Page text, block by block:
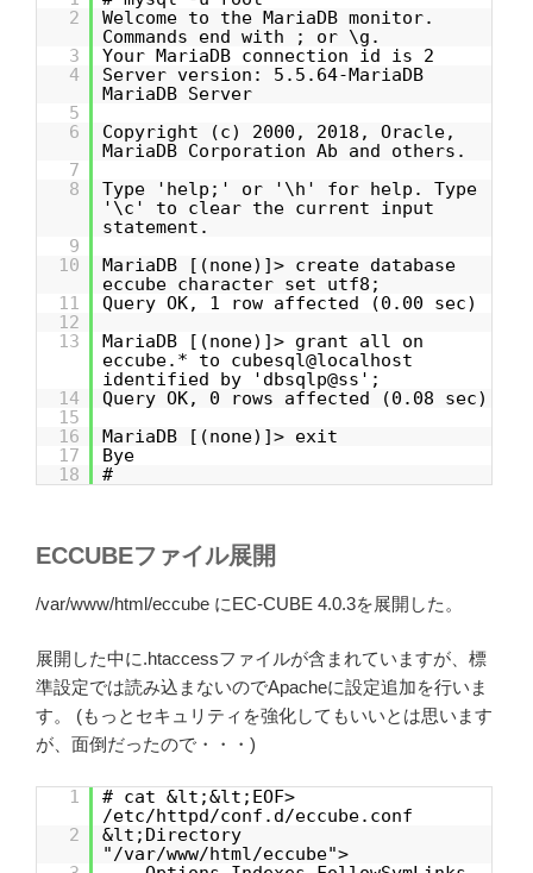
2
Welcome to the MariaDB monitor.
Commands end with ; or \g.
3
Your MariaDB connection id is 2
4
Server version: 5.5.64-MariaDB
MariaDB Server
5
6
Copyright (c) 2000, 2018, Oracle,
MariaDB Corporation Ab and others.
7
8
Type 'help;' or '\h' for help. Type
'\c' to clear the current input
statement.
9
10
MariaDB [(none)]> create database
eccube character set utf8;
11
Query OK, 1 row affected (0.00 sec)
12
13
MariaDB [(none)]> grant all on
eccube.* to cubesql@localhost
identified by 'dbsqlp@ss';
14
Query OK, 0 rows affected (0.08 sec)
15
16
MariaDB [(none)]> exit
17
Bye
18
#
ECCUBEファイル展開
/var/www/html/eccube にEC-CUBE 4.0.3を展開した。
展開した中に.htaccessファイルが含まれていますが、標
準設定では読み込まないのでApacheに設定追加を行いま
す。 (もっとセキュリティを強化してもいいとは思います
が、面倒だったので・・・)
1
# cat &lt;&lt;EOF>
/etc/httpd/conf.d/eccube.conf
2
&lt;Directory
"/var/www/html/eccube">